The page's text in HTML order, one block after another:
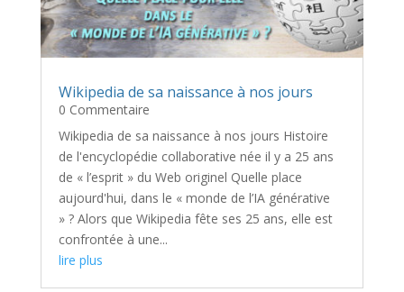
Wikipedia de sa naissance à nos jours
0 Commentaire
Wikipedia de sa naissance à nos jours Histoire
de l'encyclopédie collaborative née il y a 25 ans
de « l’esprit » du Web originel Quelle place
aujourd'hui, dans le « monde de l’IA générative
» ? Alors que Wikipedia fête ses 25 ans, elle est
confrontée à une...
lire plus